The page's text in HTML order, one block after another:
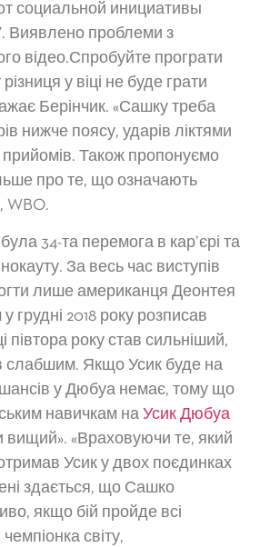
социальной инициативы
Виявлено проблеми з
відео.Спробуйте програти
у віці не буде грати
Берінчик. «Сашку треба
нижче поясу, ударів ліктями
прийомів. Також пропонуємо
про те, що означають
WBO.
34-та перемога в кар’єрі та
За весь час виступів
лише американця Деонтея
грудні 2018 року розписав
півтора року став сильніший,
слабшим. Якщо Усик буде на
шансів у Дюбуа немає, тому що
навичкам на Усик Дюбуа
вищий». «Враховуючи те, який
Усик у двох поєдинках
здається, що Сашко
якщо бій пройде всі
світу,